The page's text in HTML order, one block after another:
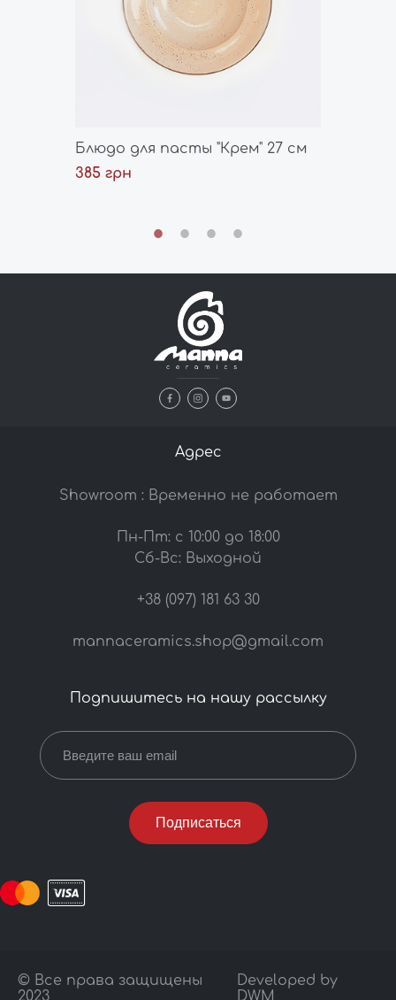
Блюдо для пасты "Крем" 27 см
385 грн
Адрес
Showroom : Временно не работает
Пн-Пт: с 10:00 до 18:00
Сб-Вс: Выходной
+38 (097) 181 63 30
mannaceramics.shop@gmail.com
Подпишитесь на нашу рассылку
© Все права защищены
2023
Developed by
DWM